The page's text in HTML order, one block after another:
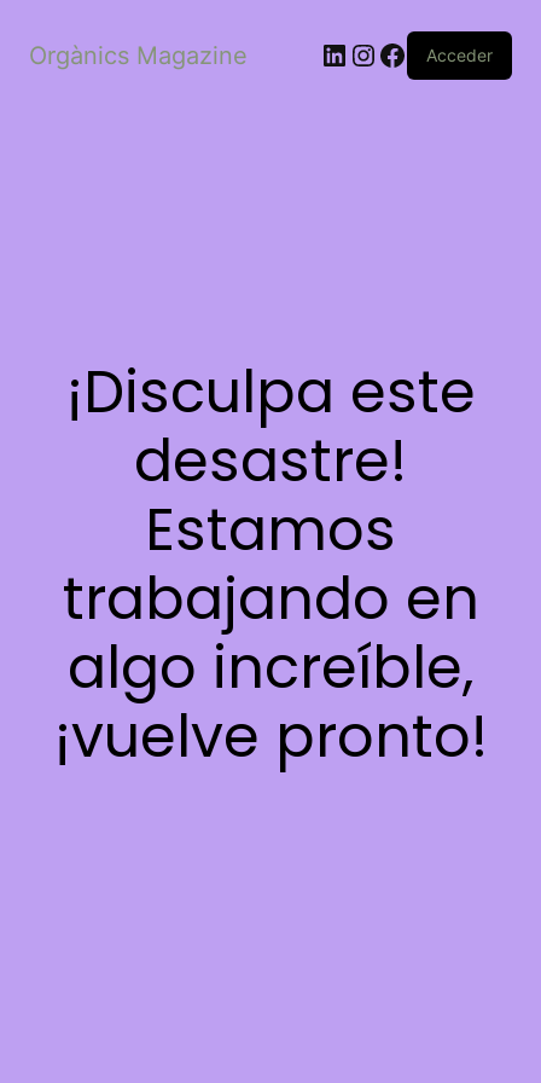
Orgànics Magazine LinkedIn
Instagram
Facebook
Acceder
¡Disculpa este
desastre!
Estamos
trabajando en
algo increíble,
¡vuelve pronto!